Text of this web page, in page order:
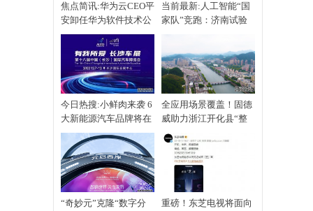
焦点简讯:华为云CEO平
安卸任华为软件技术公
司董事长
当前最新:人工智能“国
家队”竞跑：济南试验
今日热搜:小鲜肉来袭 6
大新能源汽车品牌将在
长沙国际车展首秀
全应用场景覆盖！固德
威助力浙江开化县“整
县推进”精品工程
“奇妙元”克隆“数字分
重磅！东芝电视将面向